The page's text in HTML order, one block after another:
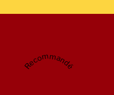
Recommandé